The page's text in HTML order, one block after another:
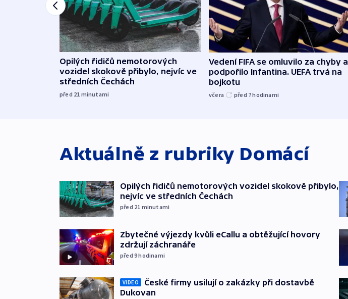
Opilých řidičů nemotorových
vozidel skokově přibylo, nejvíc ve
středních Čechách
před 21 minutami
Vedení FIFA se omluvilo za chyby a
podpořilo Infantina. UEFA trvá na
bojkotu
včera před 7hodinami
Aktuálně z rubriky Domácí
Opilých řidičů nemotorových vozidel skokově přibylo,
nejvíc ve středních Čechách
před 21 minutami
Zbytečné výjezdy kvůli eCallu a obtěžující hovory
zdržují záchranáře
před 9hodinami
VIDEO
České firmy usilují o zakázky při dostavbě
Dukovan